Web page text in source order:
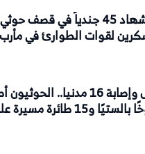
استشهاد 45 جندياً في
لقوات الطوارئ في
و15 طائرة مسيرة على مأرب